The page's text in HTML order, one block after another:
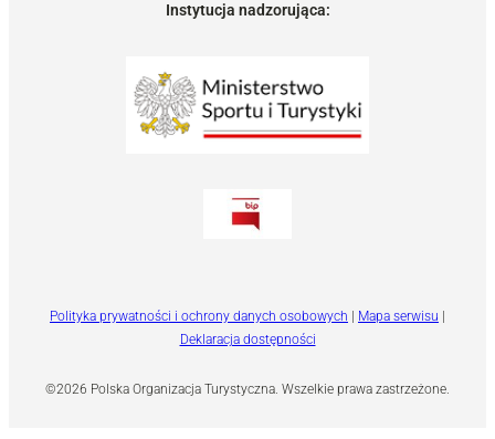
Instytucja nadzorująca:
©2026 Polska Organizacja Turystyczna. Wszelkie prawa zastrzeżone.
Polityka prywatności i ochrony danych osobowych | Mapa serwisu |
Deklaracja dostępności